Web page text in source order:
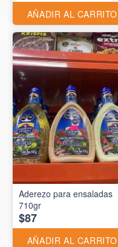
AÑADIR AL CARRITO
Aderezo para ensaladas
710gr
$87
AÑADIR AL CARRITO